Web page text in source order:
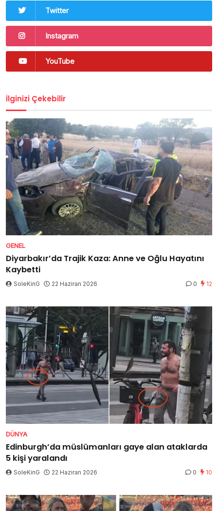
Twitter
Instagram
YouTube
İlginizi Çekebilir
GENEL
Diyarbakır’da Trajik Kaza: Anne ve Oğlu Hayatını
Kaybetti
SoleKinG 22 Haziran 2026 0 12
DÜNYA
Edinburgh’da müslümanları gaye alan ataklarda
5 kişi yaralandı
SoleKinG 22 Haziran 2026 0 10